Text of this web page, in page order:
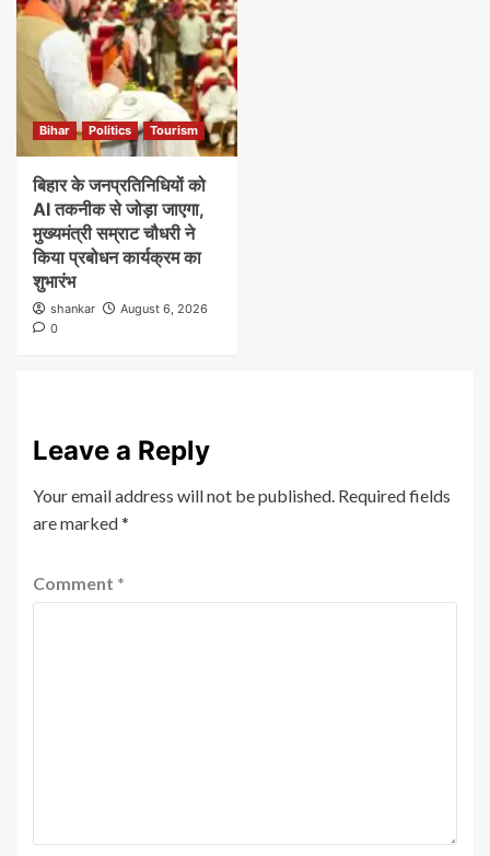
Bihar Politics Tourism
बिहार के जनप्रतिनिधियों को
AI तकनीक से जोड़ा जाएगा,
मुख्यमंत्री सम्राट चौधरी ने
किया प्रबोधन कार्यक्रम का
शुभारंभ
shankar
August 6, 2026
0
Leave a Reply
Your email address will not be published. Required fields
are marked*
Comment *